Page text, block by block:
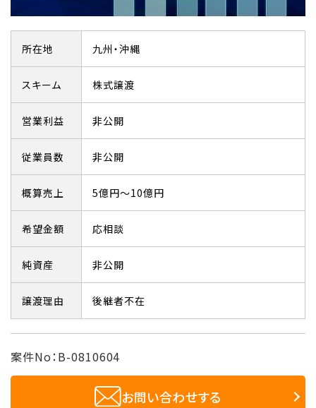
所在地 九州・沖縄
スキーム 株式譲渡
営業利益 非公開
従業員数 非公開
概算売上 5億円～10億円
希望金額 応相談
純資産 非公開
譲渡理由 後継者不在
案件No：B-0810604
お問い合わせする